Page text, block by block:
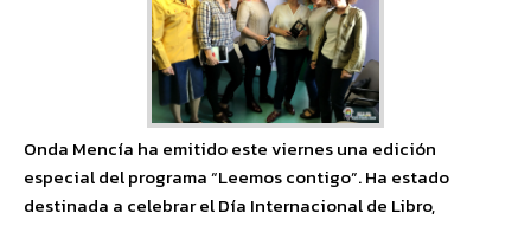
Onda Mencía ha emitido este viernes una edición
especial del programa “Leemos contigo”. Ha estado
destinada a celebrar el Día Internacional de Libro,